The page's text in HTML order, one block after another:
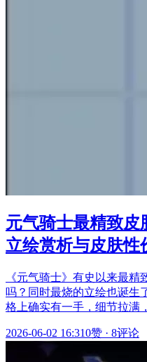
元气骑士最精致皮
立绘赏析与皮肤性
《元气骑士》有史以来最
吗？同时最烧的立绘也诞生
格上确实有一手，细节拉
2026-06-02 16:310赞 · 8评论